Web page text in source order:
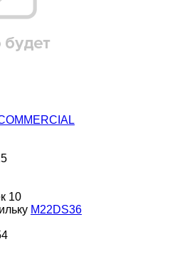
10
M22DS36